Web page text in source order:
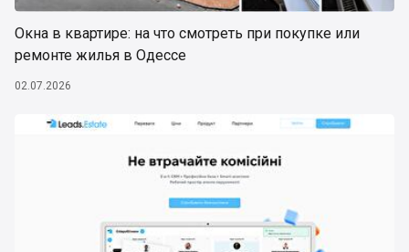
Окна в квартире: на что смотреть при покупке или
ремонте жилья в Одессе
02.07.2026